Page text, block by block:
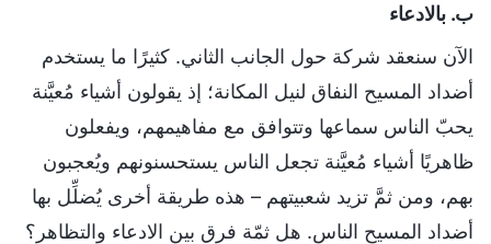
ب. بالادعاء
الآن سنعقد شركة حول الجانب الثاني. كثيرًا ما يستخدم
أضداد المسيح النفاق لنيل المكانة؛ إذ يقولون أشياء مُعيَّنة
يحبّ الناس سماعها وتتوافق مع مفاهيمهم، ويفعلون
ظاهريًا أشياء مُعيَّنة تجعل الناس يستحسنونهم ويُعجبون
بهم، ومن ثمَّ تزيد شعبيتهم – هذه طريقة أخرى يُضلِّل بها
أضداد المسيح الناس. هل ثمّة فرق بين الادعاء والتظاهر؟